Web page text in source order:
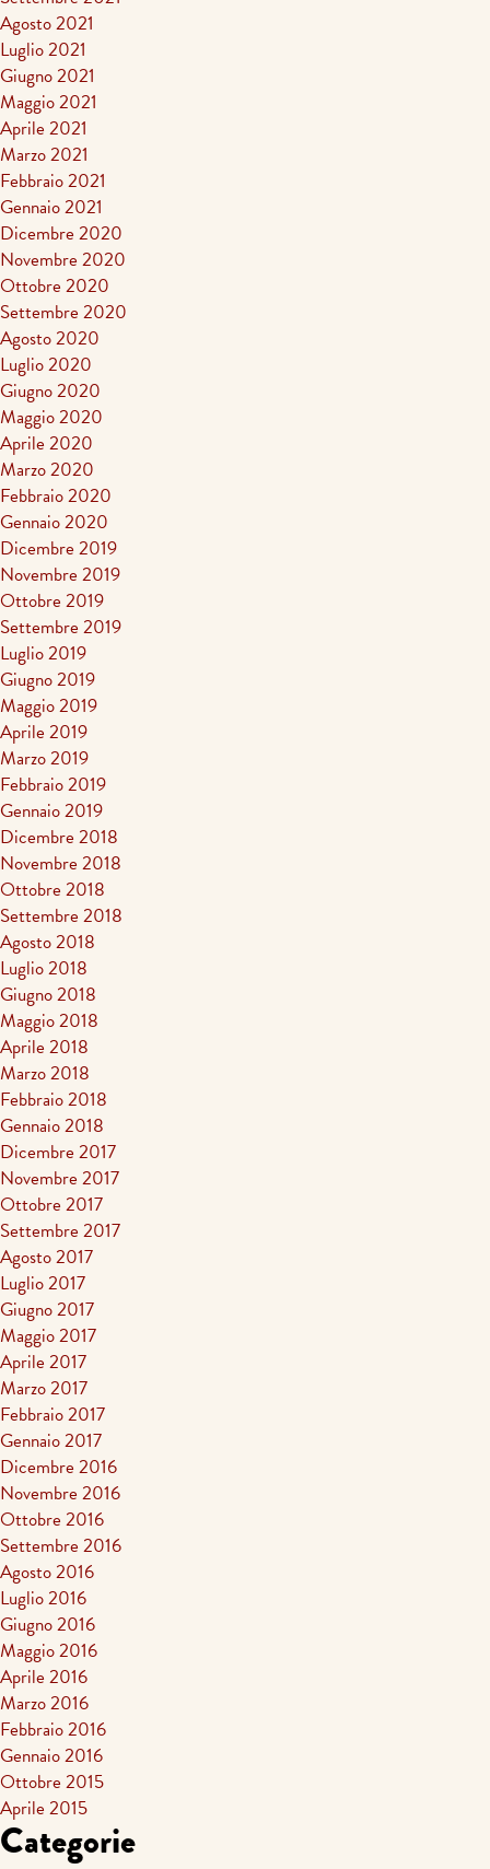
Agosto 2021
Luglio 2021
Giugno 2021
Maggio 2021
Aprile 2021
Marzo 2021
Febbraio 2021
Gennaio 2021
Dicembre 2020
Novembre 2020
Ottobre 2020
Settembre 2020
Agosto 2020
Luglio 2020
Giugno 2020
Maggio 2020
Aprile 2020
Marzo 2020
Febbraio 2020
Gennaio 2020
Dicembre 2019
Novembre 2019
Ottobre 2019
Settembre 2019
Luglio 2019
Giugno 2019
Maggio 2019
Aprile 2019
Marzo 2019
Febbraio 2019
Gennaio 2019
Dicembre 2018
Novembre 2018
Ottobre 2018
Settembre 2018
Agosto 2018
Luglio 2018
Giugno 2018
Maggio 2018
Aprile 2018
Marzo 2018
Febbraio 2018
Gennaio 2018
Dicembre 2017
Novembre 2017
Ottobre 2017
Settembre 2017
Agosto 2017
Luglio 2017
Giugno 2017
Maggio 2017
Aprile 2017
Marzo 2017
Febbraio 2017
Gennaio 2017
Dicembre 2016
Novembre 2016
Ottobre 2016
Settembre 2016
Agosto 2016
Luglio 2016
Giugno 2016
Maggio 2016
Aprile 2016
Marzo 2016
Febbraio 2016
Gennaio 2016
Ottobre 2015
Aprile 2015
Categorie